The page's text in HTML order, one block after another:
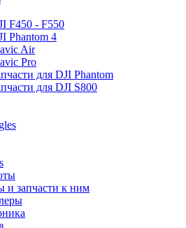
F450 - F550
Phantom 4
Air
Pro
для DJI Phantom
для DJI S800
и запчасти к ним